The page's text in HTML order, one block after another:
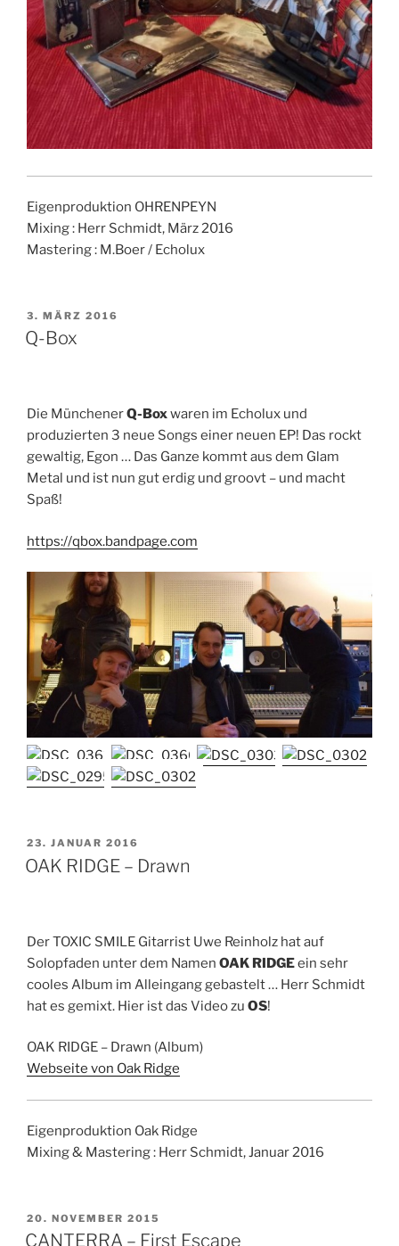
Eigenproduktion OHRENPEYN
Mixing : Herr Schmidt, März 2016
Mastering : M.Boer / Echolux
VERÖFFENTLICHT
AM
3. MÄRZ 2016
Q-Box
Die MünchenerQ-Boxwaren im Echolux und
produzierten 3 neue Songs einer neuen EP! Das rockt
gewaltig, Egon … Das Ganze kommt aus dem Glam
Metal und ist nun gut erdig und groovt – und macht
Spaß!
https://qbox.bandpage.com
VERÖFFENTLICHT
AM
23. JANUAR 2016
OAK RIDGE – Drawn
Der TOXIC SMILE Gitarrist Uwe Reinholz hat auf
Solopfaden unter dem Namen OAK RIDGEein sehr
cooles Album im Alleingang gebastelt … Herr Schmidt
hat es gemixt. Hier ist das Video zu OS!
OAK RIDGE – Drawn (Album)
Webseite von Oak Ridge
Eigenproduktion Oak Ridge
Mixing & Mastering : Herr Schmidt, Januar 2016
VERÖFFENTLICHT
AM
20. NOVEMBER 2015
CANTERRA – First Escape